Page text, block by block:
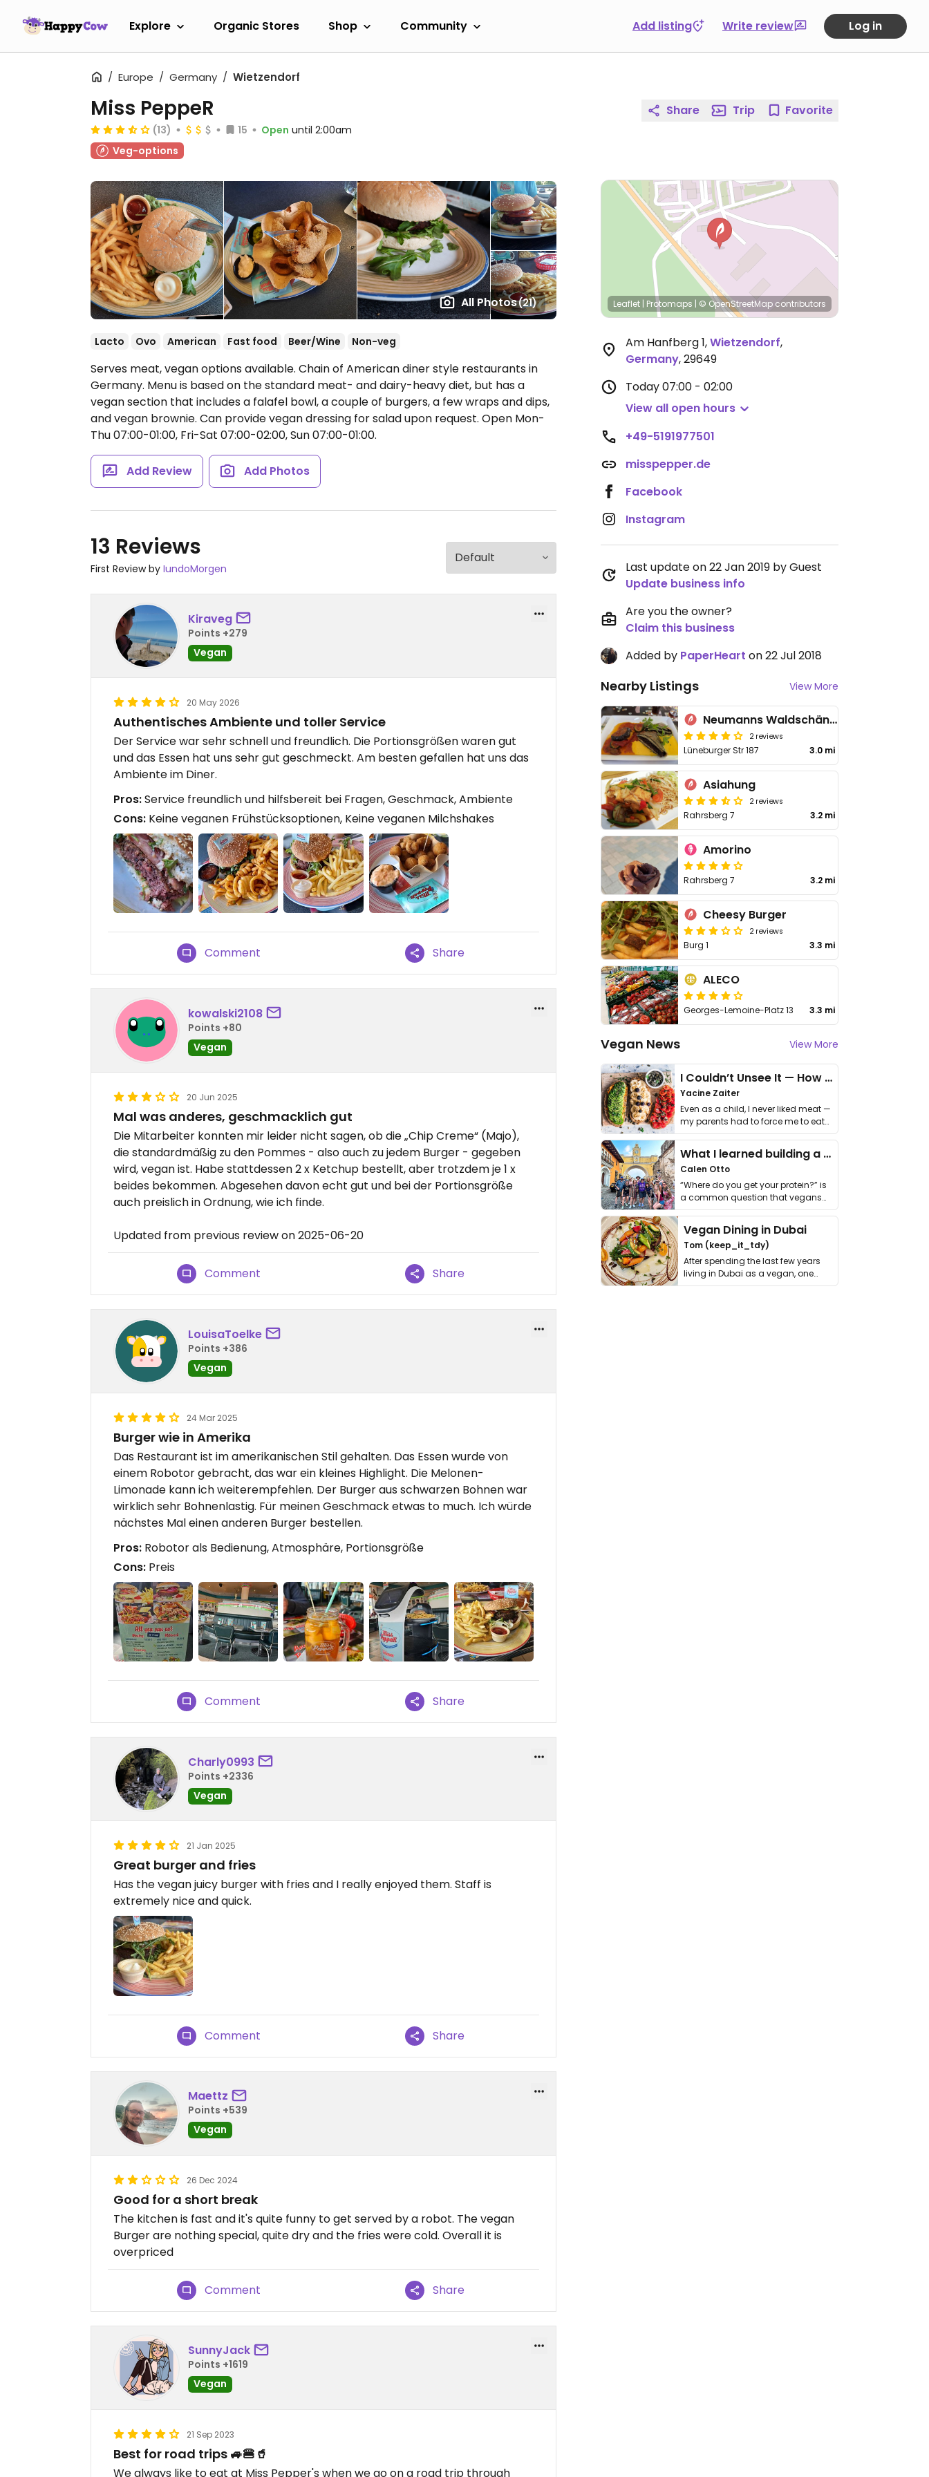
Explore Organic Stores Shop Community Add listing Write review Log in
Europe Germany Wietzendorf
All Photos(21)
Miss PeppeR
(13) 15 Open until 2:00am
Veg-options
Lacto Ovo American Fast food Beer/Wine Non-veg
Serves meat, vegan options available. Chain of American diner style restaurants in
Germany. Menu is based on the standard meat- and dairy-heavy diet, but has a
vegan section that includes a falafel bowl, a couple of burgers, a few wraps and dips,
and vegan brownie. Can provide vegan dressing for salad upon request. Open Mon-
Thu 07:00-01:00, Fri-Sat 07:00-02:00, Sun 07:00-01:00.
Add Review Add Photos
13 Reviews
First Review by IundoMorgen
Kiraveg
Points +279
Vegan
20 May 2026
Authentisches Ambiente und toller Service
Der Service war sehr schnell und freundlich. Die Portionsgrößen waren gut
und das Essen hat uns sehr gut geschmeckt. Am besten gefallen hat uns das
Ambiente im Diner.
Pros:Service freundlich und hilfsbereit bei Fragen, Geschmack, Ambiente
Cons: Keine veganen Frühstücksoptionen, Keine veganen Milchshakes
Comment Share
kowalski2108
Points +80
Vegan
20 Jun 2025
Mal was anderes, geschmacklich gut
Die Mitarbeiter konnten mir leider nicht sagen, ob die „Chip Creme“ (Majo),
die standardmäßig zu den Pommes - also auch zu jedem Burger - gegeben
wird, vegan ist. Habe stattdessen 2 x Ketchup bestellt, aber trotzdem je 1 x
beides bekommen. Abgesehen davon echt gut und bei der Portionsgröße
auch preislich in Ordnung, wie ich finde.
Updated from previous review on 2025-06-20
Comment Share
LouisaToelke
Points +386
Vegan
24 Mar 2025
Burger wie in Amerika
Das Restaurant ist im amerikanischen Stil gehalten. Das Essen wurde von
einem Robotor gebracht, das war ein kleines Highlight. Die Melonen-
Limonade kann ich weiterempfehlen. Der Burger aus schwarzen Bohnen war
wirklich sehr Bohnenlastig. Für meinen Geschmack etwas to much. Ich würde
nächstes Mal einen anderen Burger bestellen.
Pros: Robotor als Bedienung, Atmosphäre, Portionsgröße
Cons: Preis
Comment Share
Charly0993
Points +2336
Vegan
21 Jan 2025
Great burger and fries
Has the vegan juicy burger with fries and I really enjoyed them. Staff is
extremely nice and quick.
Comment Share
Maettz
Points +539
Vegan
26 Dec 2024
Good for a short break
The kitchen is fast and it's quite funny to get served by a robot. The vegan
Burger are nothing special, quite dry and the fries were cold. Overall it is
overpriced
Comment Share
SunnyJack
Points +1619
Vegan
21 Sep 2023
Best for road trips 🚙🍔🥤
We always like to eat at Miss Pepper's when we go on a road trip through
Share Trip Favorite
Leaflet | Protomaps | © OpenStreetMapcontributors
Am Hanfberg 1,Wietzendorf,
Germany,29649
Today07:00 - 02:00
View all open hours
+49-5191977501
misspepper.de
Facebook
Instagram
Last update on 22 Jan 2019 by Guest
Update business info
Are you the owner?
Claim this business
Added by PaperHeart on 22 Jul 2018
Nearby Listings View More
Neumanns Waldschänke
2 reviews
Lüneburger Str 187 3.0 mi
Asiahung
2 reviews
Rahrsberg 7 3.2 mi
Amorino
Rahrsberg 7 3.2 mi
Cheesy Burger
2 reviews
Burg 1 3.3 mi
ALECO
Georges-Lemoine-Platz 13 3.3 mi
Vegan News View More
I Couldn’t Unsee It — How Thailand Turned My Beliefs Into Action⁠
Yacine Zaiter
Even as a child, I never liked meat —
my parents had to force me to eat
it. I …
What I learned building a queer vegan travel brand
Calen Otto
“Where do you get your protein?” is
a common question that vegans
get asked. …
Vegan Dining in Dubai
Tom (keep_it_tdy)
After spending the last few years
living in Dubai as a vegan, one
thing has …